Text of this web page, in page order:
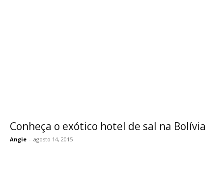
Conheça o exótico hotel de sal na Bolívia
Angie - agosto 14, 2015